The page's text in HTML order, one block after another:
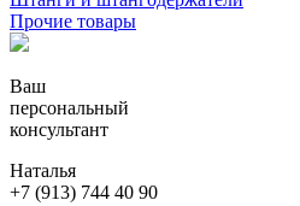
Прочие товары
Ваш
персональный
консультант
Наталья
+7 (913) 744 40 90